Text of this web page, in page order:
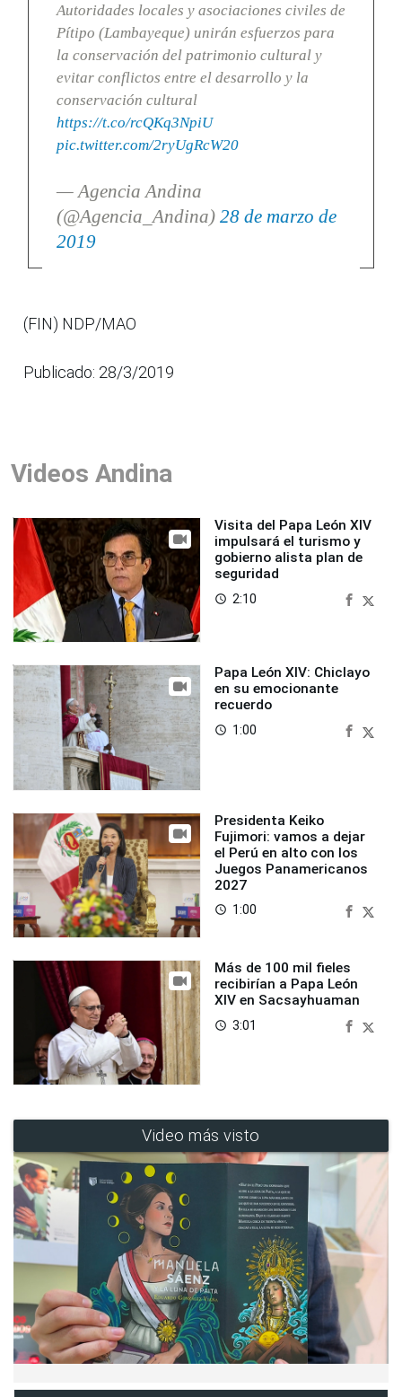
Autoridades locales y asociaciones civiles de
Pítipo (Lambayeque) unirán esfuerzos para
la conservación del patrimonio cultural y
evitar conflictos entre el desarrollo y la
conservación cultural
https://t.co/rcQKq3NpiU
pic.twitter.com/2ryUgRcW20
— Agencia Andina
(@Agencia_Andina) 28 de marzo de
2019
(FIN) NDP/MAO
Publicado: 28/3/2019
Videos Andina
Visita del Papa León XIV
impulsará el turismo y
gobierno alista plan de
seguridad
access_time 2:10
Papa León XIV: Chiclayo
en su emocionante
recuerdo
access_time 1:00
Presidenta Keiko
Fujimori: vamos a dejar
el Perú en alto con los
Juegos Panamericanos
2027
access_time 1:00
Más de 100 mil fieles
recibirían a Papa León
XIV en Sacsayhuaman
access_time 3:01
Video más visto